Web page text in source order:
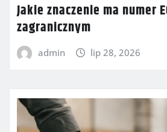
Jakie znaczenie ma numer
zagranicznym
admin lip 28, 2026